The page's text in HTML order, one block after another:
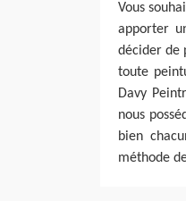
Vous
apporter
décider de
toute
Davy
nous
bien
méthode